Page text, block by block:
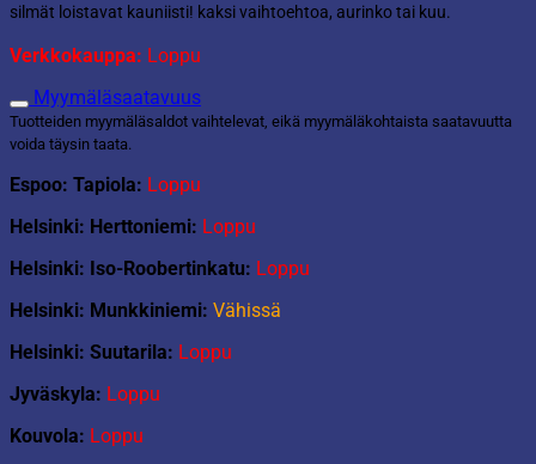
silmät loistavat kauniisti! kaksi vaihtoehtoa, aurinko tai kuu.
Verkkokauppa: Loppu
Myymäläsaatavuus
Tuotteiden myymäläsaldot vaihtelevat, eikä myymäläkohtaista saatavuutta
voida täysin taata.
Espoo: Tapiola: Loppu
Helsinki: Herttoniemi: Loppu
Helsinki: Iso-Roobertinkatu: Loppu
Helsinki: Munkkiniemi: Vähissä
Helsinki: Suutarila: Loppu
Jyväskyla: Loppu
Kouvola: Loppu